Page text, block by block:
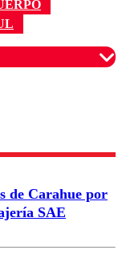
un
de Carahue por
SAE